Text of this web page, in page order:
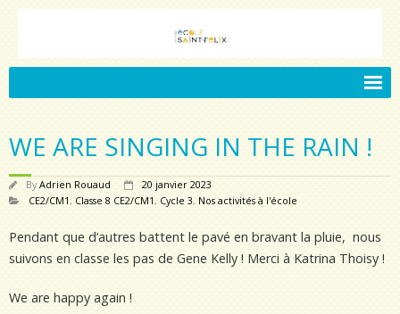
Notre école
- Présentation de l’école Saint-Félix
- Le projet éducatif
WE ARE SINGING IN THE RAIN !
ByAdrien Rouaud
20 janvier 2023
CE2/CM1 , Classe 8 CE2/CM1 , Cycle 3, Nos activités à l'école
Pendant que d’autres battent le pavé en bravant la pluie, nous
suivons en classe les pas de Gene Kelly ! Merci à Katrina Thoisy !
We are happy again !